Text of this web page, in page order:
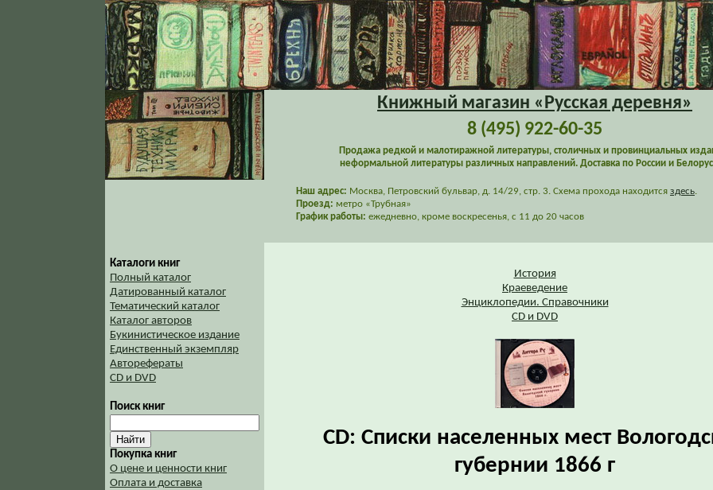
Книжный магазин «Русская деревня»
8 (495) 922-60-35
Продажа редкой и малотиражной литературы, столичных и провинциальных
неформальной литературы различных направлений. Доставка по России и
Наш адрес: Москва, Петровский бульвар, д. 14/29, стр. 3. Схема прохода находится здесь.
Проезд: метро «Трубная»
График работы: ежедневно, кроме воскресенья, с 11 до 20 часов
Каталоги книг
Полный каталог
Датированный каталог
Тематический каталог
Каталог авторов
Букинистическое издание
Единственный экземпляр
Авторефераты
CD и DVD
Поиск книг
Покупка книг
О цене и ценности книг
Оплата и доставка
История
Краеведение
Энциклопедии. Справочники
CD и DVD
CD: Списки населенных мест
губернии 1866 г